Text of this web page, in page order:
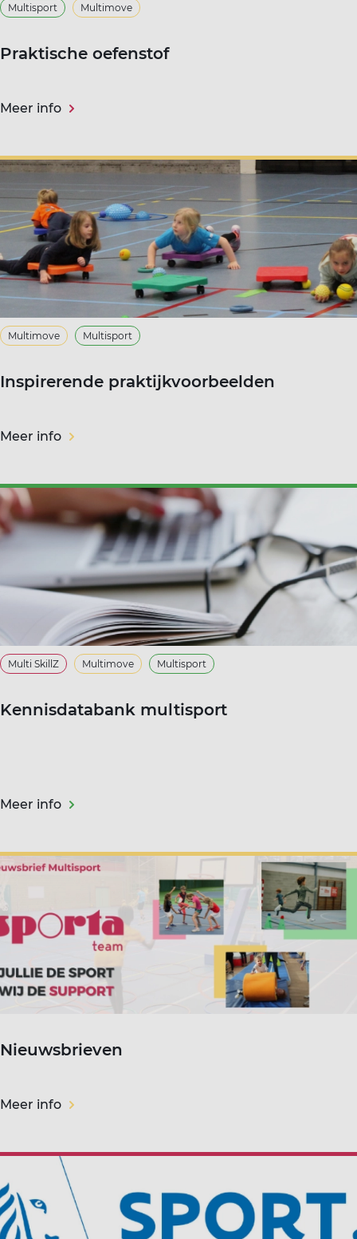
Multisport Multimove
Praktische oefenstof
Meer info
Multimove Multisport
Inspirerende praktijkvoorbeelden
Meer info
Multi SkillZ Multimove Multisport
Kennisdatabank multisport
Meer info
Nieuwsbrieven
Meer info